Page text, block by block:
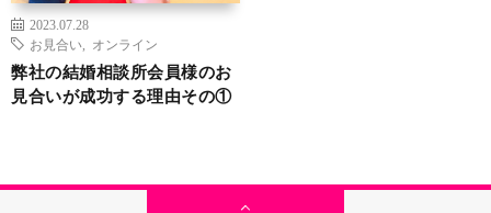
2023.07.28
お見合い
オンライン
弊社の結婚相談所会員様のお
見合いが成功する理由その①